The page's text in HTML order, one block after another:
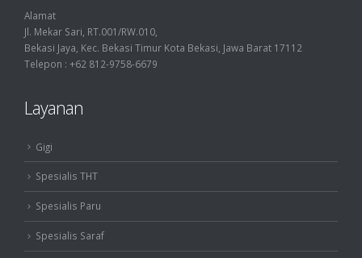
Alamat
Jl. Mekar Sari, RT.001/RW.010,
Bekasi Jaya, Kec. Bekasi Timur Kota Bekasi, Jawa Barat 17112
Telepon : +62 812-9758-6679
Layanan
Gigi
Spesialis THT
Spesialis Paru
Spesialis Saraf